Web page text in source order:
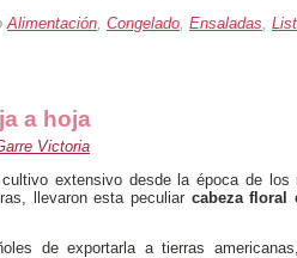
Alimentación, Congelado, Ensaladas,
a hoja
Victoria
extensivo desde la época de los
llevaron esta peculiar cabeza floral
de exportarla a tierras